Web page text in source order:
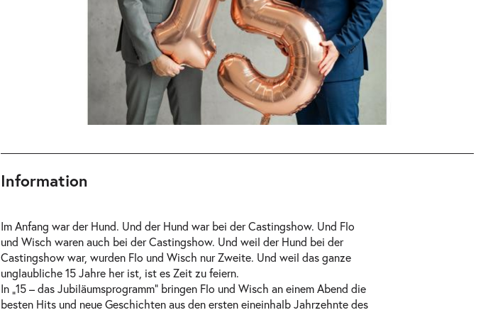
Information
Im Anfang war der Hund. Und der Hund war bei der Castingshow. Und Flo
und Wisch waren auch bei der Castingshow. Und weil der Hund bei der
Castingshow war, wurden Flo und Wisch nur Zweite. Und weil das ganze
unglaubliche 15 Jahre her ist, ist es Zeit zu feiern.
In „15 – das Jubiläumsprogramm“ bringen Flo und Wisch an einem Abend die
besten Hits und neue Geschichten aus den ersten eineinhalb Jahrzehnte des